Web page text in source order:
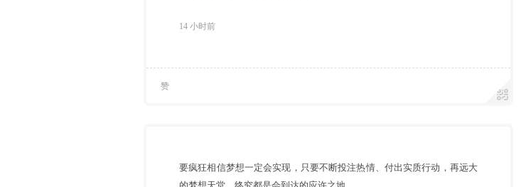
14 小时前
赞
要疯狂相信梦想一定会实现，只要不断投注热情、付出实质行动，再远大